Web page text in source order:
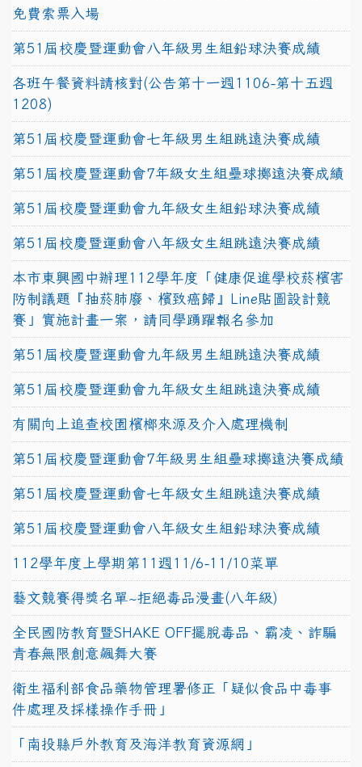
免費索票入場
第51屆校慶暨運動會八年級男生組鉛球決賽成績
各班午餐資料請核對(公告第十一週1106-第十五週
1208)
第51屆校慶暨運動會七年級男生組跳遠決賽成績
第51屆校慶暨運動會7年級女生組壘球擲遠決賽成績
第51屆校慶暨運動會九年級女生組鉛球決賽成績
第51屆校慶暨運動會八年級女生組跳遠決賽成績
本市東興國中辦理112學年度「健康促進學校菸檳害
防制議題『抽菸肺廢、檳致癌歸』Line貼圖設計競
賽」實施計畫一案，請同學踴躍報名參加
第51屆校慶暨運動會九年級男生組跳遠決賽成績
第51屆校慶暨運動會九年級女生組跳遠決賽成績
有關向上追查校園檳榔來源及介入處理機制
第51屆校慶暨運動會7年級男生組壘球擲遠決賽成績
第51屆校慶暨運動會七年級女生組跳遠決賽成績
第51屆校慶暨運動會八年級女生組鉛球決賽成績
112學年度上學期第11週11/6-11/10菜單
藝文競賽得獎名單~拒絕毒品漫畫(八年級)
全民國防教育暨SHAKE OFF擺脫毒品、霸凌、詐騙
青春無限創意飆舞大賽
衛生福利部食品藥物管理署修正「疑似食品中毒事
件處理及採樣操作手冊」
「南投縣戶外教育及海洋教育資源網」